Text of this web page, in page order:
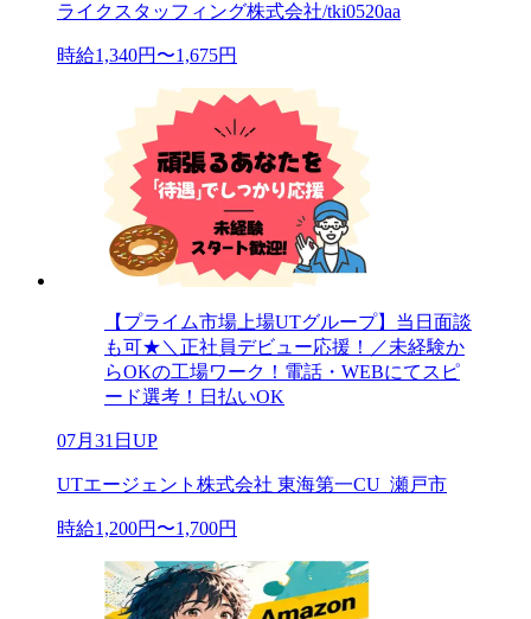
ライクスタッフィング株式会社/tki0520aa
時給1,340円〜1,675円
【プライム市場上場UTグループ】当日面談
も可★＼正社員デビュー応援！／未経験か
らOKの工場ワーク！電話・WEBにてスピ
ード選考！日払いOK
07月31日UP
UTエージェント株式会社 東海第一CU_瀬戸市
時給1,200円〜1,700円